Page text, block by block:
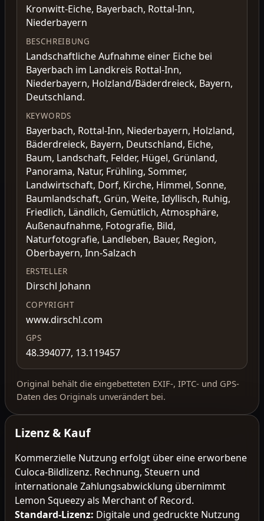
Kronwitt-Eiche, Bayerbach, Rottal-Inn,
Niederbayern
BESCHREIBUNG
Landschaftliche Aufnahme einer Eiche bei
Bayerbach im Landkreis Rottal-Inn,
Niederbayern, Holzland/Bäderdreieck, Bayern,
Deutschland.
KEYWORDS
Bayerbach, Rottal-Inn, Niederbayern, Holzland,
Bäderdreieck, Bayern, Deutschland, Eiche,
Baum, Landschaft, Felder, Hügel, Grünland,
Panorama, Natur, Frühling, Sommer,
Landwirtschaft, Dorf, Kirche, Himmel, Sonne,
Baumlandschaft, Grün, Weite, Idyllisch, Ruhig,
Friedlich, Ländlich, Gemütlich, Atmosphäre,
Außenaufnahme, Fotografie, Bild,
Naturfotografie, Landleben, Bauer, Region,
Oberbayern, Inn-Salzach
ERSTELLER
Dirschl Johann
COPYRIGHT
www.dirschl.com
GPS
48.394077, 13.119457
Original behält die eingebetteten EXIF-, IPTC- und GPS-
Daten des Originals unverändert bei.
Lizenz & Kauf
Kommerzielle Nutzung erfolgt über eine erworbene
Culoca-Bildlizenz. Rechnung, Steuern und
internationale Zahlungsabwicklung übernimmt
Lemon Squeezy als Merchant of Record.
Standard-Lizenz: Digitale und gedruckte Nutzung